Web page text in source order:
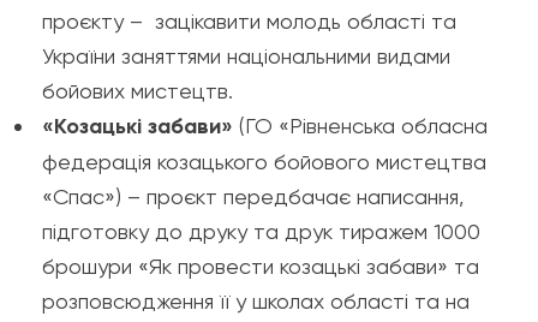
проєкту – зацікавити молодь області та
України заняттями національними видами
бойових мистецтв.
«Козацькі забави» (ГО «Рівненська обласна
федерація козацького бойового мистецтва
«Спас») – проєкт передбачає написання,
підготовку до друку та друк тиражем 1000
брошури «Як провести козацькі забави» та
розповсюдження її у школах області та на